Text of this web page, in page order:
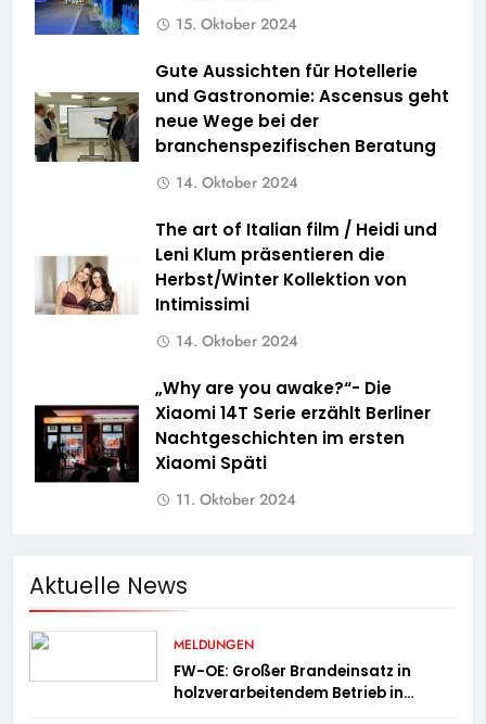
15. Oktober 2024
Gute Aussichten für Hotellerie
und Gastronomie: Ascensus geht
neue Wege bei der
branchenspezifischen Beratung
14. Oktober 2024
The art of Italian film / Heidi und
Leni Klum präsentieren die
Herbst/Winter Kollektion von
Intimissimi
14. Oktober 2024
„Why are you awake?“- Die
Xiaomi 14T Serie erzählt Berliner
Nachtgeschichten im ersten
Xiaomi Späti
11. Oktober 2024
Aktuelle News
MELDUNGEN
FW-OE: Großer Brandeinsatz in
holzverarbeitendem Betrieb in